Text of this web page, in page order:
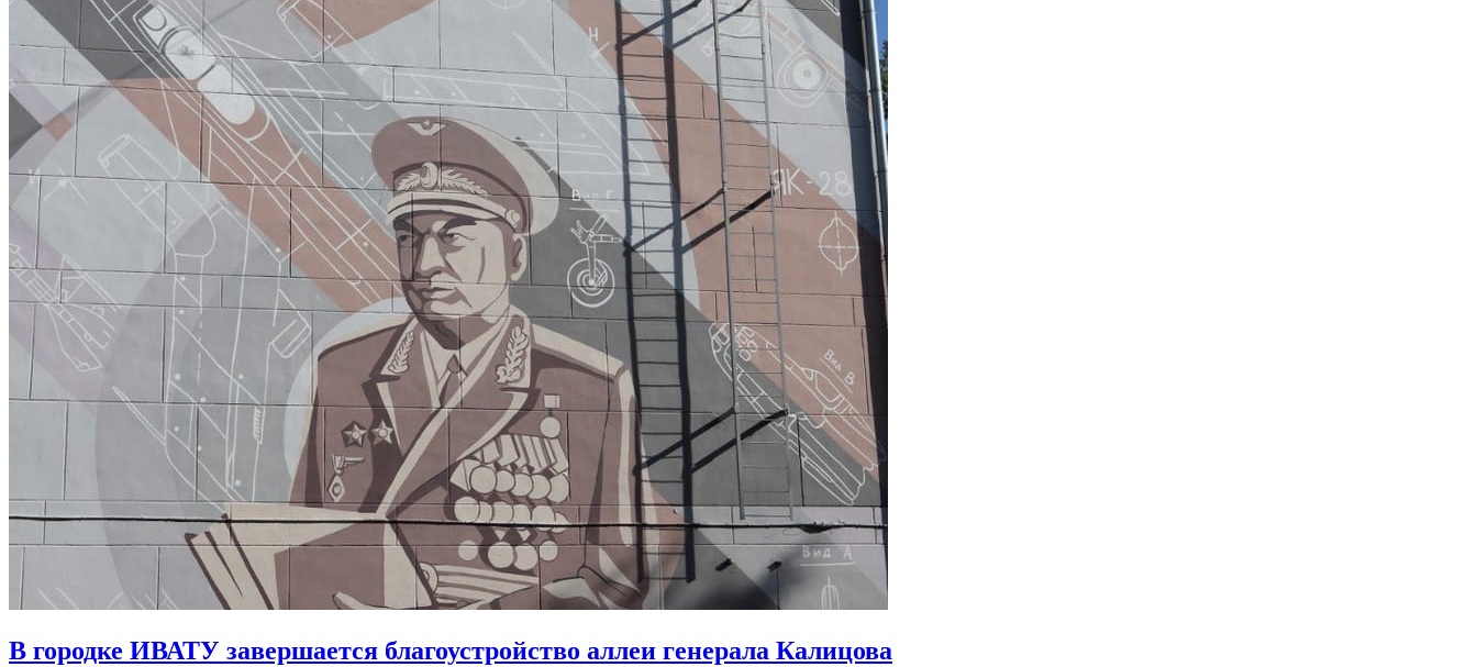
В городке ИВАТУ завершается благоустройство аллеи генерала Калицова